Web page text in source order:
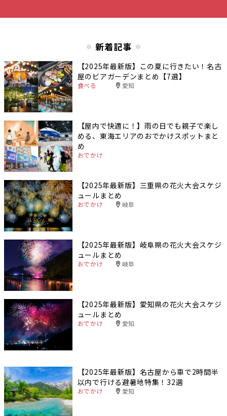
新着記事
【2025年最新版】この夏に行きたい！名古
屋のビアガーデンまとめ【7選】
食べる 愛知
【屋内で快適に！】雨の日でも親子で楽し
める、東海エリアのおでかけスポットまと
め
おでかけ
【2025年最新版】三重県の花火大会スケジ
ュールまとめ
おでかけ 岐阜
【2025年最新版】岐阜県の花火大会スケジ
ュールまとめ
おでかけ 岐阜
【2025年最新版】愛知県の花火大会スケジ
ュールまとめ
おでかけ 愛知
【2025年最新版】名古屋から車で2時間半
以内で行ける避暑地特集！32選
おでかけ 愛知